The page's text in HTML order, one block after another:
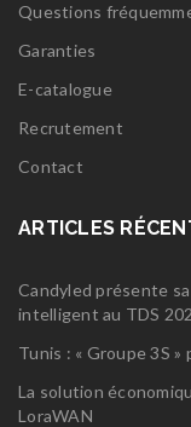
Questions
Garanties
E-catalogue
Recrutement
Contact
ARTICLES
Candyled présente
intelligent au TDS
Tunis : « Groupe 3S
La solution
LoraWAN